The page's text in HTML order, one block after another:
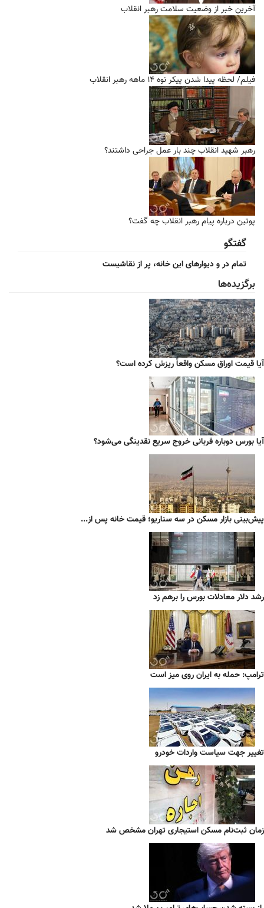
آخرین خبر از وضعیت سلامت رهبر انقلاب
فیلم/ لحظه پیدا شدن پیکر نوه ۱۴ ماهه رهبر انقلاب
رهبر شهید انقلاب چند بار عمل جراحی داشتند؟
پوتین درباره پیام رهبر انقلاب چه گفت؟
گفتگو
تمام در و دیوارهای این خانه، پر از نقاشیست
برگزیده‌ها
آیا قیمت اوراق مسکن واقعاً ریزش کرده است؟
آیا بورس دوباره قربانی خروج سریع نقدینگی می‌شود؟
پیش‌بینی بازار مسکن در سه سناریو؛ قیمت خانه پس از...
رشد دلار معادلات بورس را برهم زد
ترامپ: حمله به ایران روی میز است
تغییر جهت سیاست واردات خودرو
زمان ثبت‌نام مسکن استیجاری تهران مشخص شد